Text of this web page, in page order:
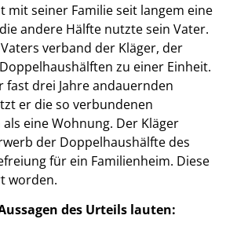
mit seiner Familie seit langem eine
andere Hälfte nutzte sein Vater.
verband der Kläger, der
zu einer Einheit.
fast drei Jahre andauernden
er die so verbundenen
eine Wohnung. Der Kläger
der Doppelhaushälfte des
für ein Familienheim. Diese
worden.
des Urteils lauten: